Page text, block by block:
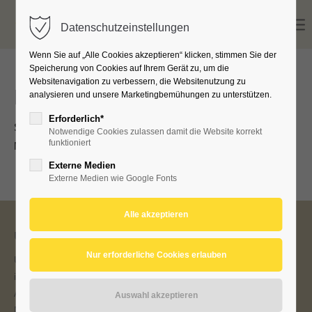
News
Seit April gibt es eine neue STIKO-Impfempfehlung zur
Meningokokken B -Impfung.
Über uns
Unser erfahrenes Team bietet Ihnen und Ihren Kindern
individuelle Kinder- und Jugendmedizin in angenehmer
Atmosphäre.
Datenschutzeinstellungen
Wenn Sie auf „Alle Cookies akzeptieren“ klicken, stimmen Sie der
Speicherung von Cookies auf Ihrem Gerät zu, um die
Websitenavigation zu verbessern, die Websitenutzung zu
analysieren und unsere Marketingbemühungen zu unterstützen.
Erforderlich*
Notwendige Cookies zulassen damit die Website korrekt
funktioniert
Externe Medien
Externe Medien wie Google Fonts